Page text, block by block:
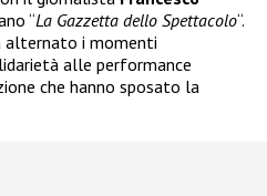
“La Gazzetta dello Spettacolo“.
alternato i momenti
alle performance
che hanno sposato la